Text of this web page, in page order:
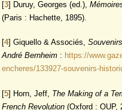
[3] Duruy, Georges (ed.),
(Paris : Hachette, 1895).
[4] Giquello & Associés,
André Bernheim : https://
encheres/133927-souvenirs-
[5] Horn, Jeff, The Making of a
French Revolution (Oxford : OUP,